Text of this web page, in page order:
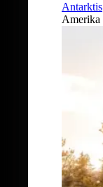
Antarktis
Amerika